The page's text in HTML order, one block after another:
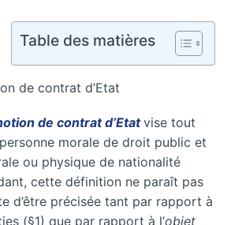
Table des matières
de contrat d’Etat
de contrat d’Etat vise tout
morale de droit public et
ou physique de nationalité
cette définition ne paraît pas
d’être précisée tant par rapport à
(§1) que par rapport à l’objet